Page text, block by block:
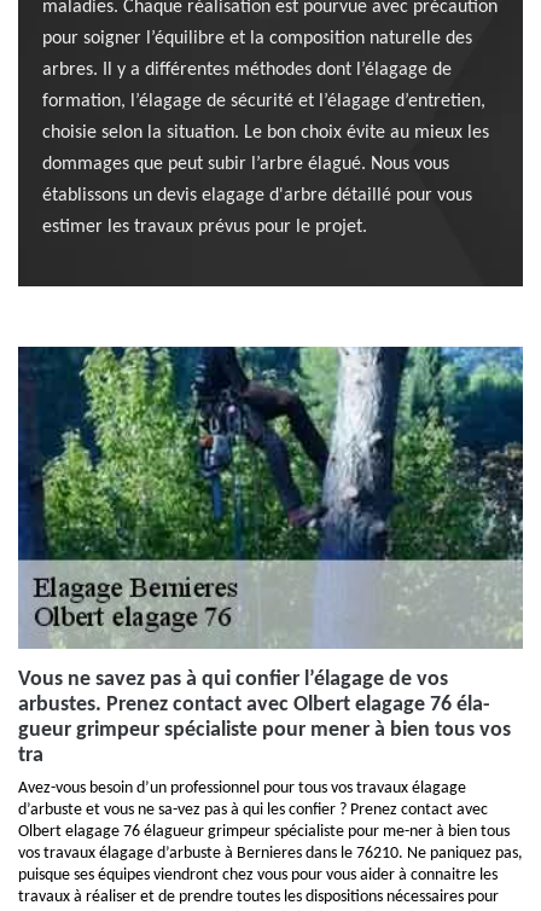
maladies. Chaque réalisation est pourvue avec précaution
pour soigner l’équilibre et la composition naturelle des
arbres. Il y a différentes méthodes dont l’élagage de
formation, l’élagage de sécurité et l’élagage d’entretien,
choisie selon la situation. Le bon choix évite au mieux les
dommages que peut subir l’arbre élagué. Nous vous
établissons un devis elagage d'arbre détaillé pour vous
estimer les travaux prévus pour le projet.
Vous ne savez pas à qui confier l’élagage de vos
arbustes. Prenez contact avec Olbert elagage 76 éla-
gueur grimpeur spécialiste pour mener à bien tous vos
tra
Avez-vous besoin d’un professionnel pour tous vos travaux élagage
d’arbuste et vous ne sa-vez pas à qui les confier ? Prenez contact avec
Olbert elagage 76 élagueur grimpeur spécialiste pour me-ner à bien tous
vos travaux élagage d’arbuste à Bernieres dans le 76210. Ne paniquez pas,
puisque ses équipes viendront chez vous pour vous aider à connaitre les
travaux à réaliser et de prendre toutes les dispositions nécessaires pour